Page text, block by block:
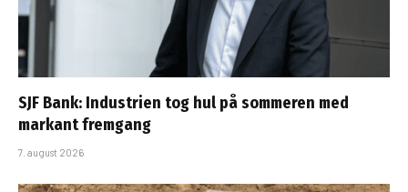
SJF Bank: Industrien tog hul på sommeren med
markant fremgang
7. august 2026